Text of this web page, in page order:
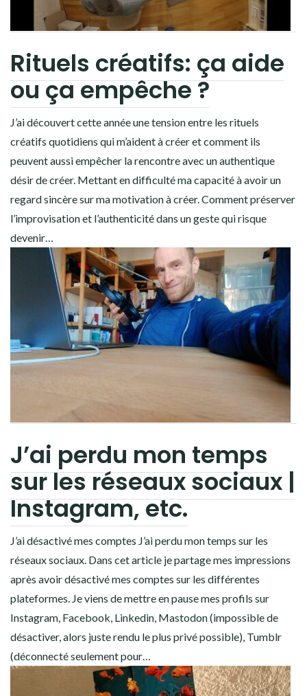
Rituels créatifs: ça aide
ou ça empêche ?
J’ai découvert cette année une tension entre les rituels
créatifs quotidiens qui m’aident à créer et comment ils
peuvent aussi empêcher la rencontre avec un authentique
désir de créer. Mettant en difficulté ma capacité à avoir un
regard sincère sur ma motivation à créer. Comment préserver
l’improvisation et l’authenticité dans un geste qui risque
devenir…
J’ai perdu mon temps
sur les réseaux sociaux |
Instagram, etc.
J’ai désactivé mes comptes J’ai perdu mon temps sur les
réseaux sociaux. Dans cet article je partage mes impressions
après avoir désactivé mes comptes sur les différentes
plateformes. Je viens de mettre en pause mes profils sur
Instagram, Facebook, Linkedin, Mastodon (impossible de
désactiver, alors juste rendu le plus privé possible), Tumblr
(déconnecté seulement pour…